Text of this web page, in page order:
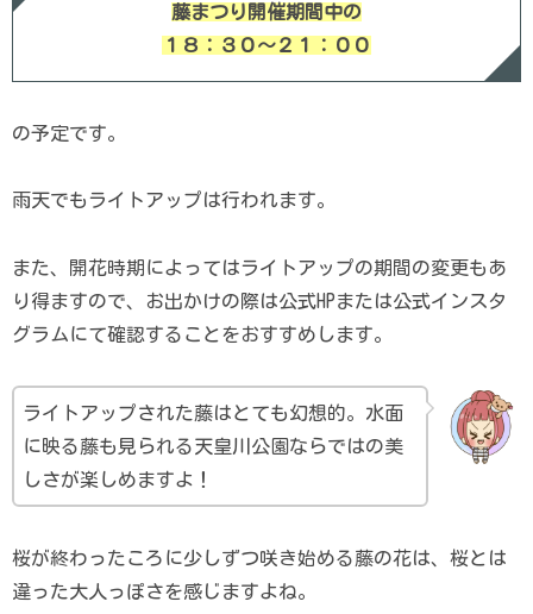
藤まつり開催期間中の
１８：３０～２１：００
の予定です。
雨天でもライトアップは行われます。
また、開花時期によってはライトアップの期間の変更もあ
り得ますので、お出かけの際は公式HPまたは公式インスタ
グラムにて確認することをおすすめします。
ライトアップされた藤はとても幻想的。水面
に映る藤も見られる天皇川公園ならではの美
しさが楽しめますよ！
桜が終わったころに少しずつ咲き始める藤の花は、桜とは
違った大人っぽさを感じますよね。